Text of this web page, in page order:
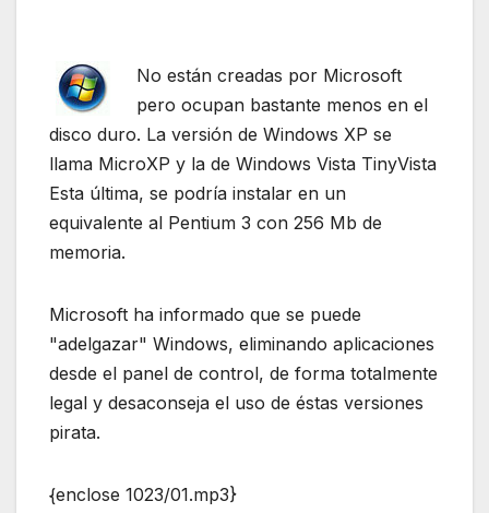
No están creadas por Microsoft
pero ocupan bastante menos en el
disco duro. La versión de Windows XP se
llama MicroXP y la de Windows Vista TinyVista
Esta última, se podría instalar en un
equivalente al Pentium 3 con 256 Mb de
memoria.
Microsoft ha informado que se puede
"adelgazar" Windows, eliminando aplicaciones
desde el panel de control, de forma totalmente
legal y desaconseja el uso de éstas versiones
pirata.
{enclose 1023/01.mp3}